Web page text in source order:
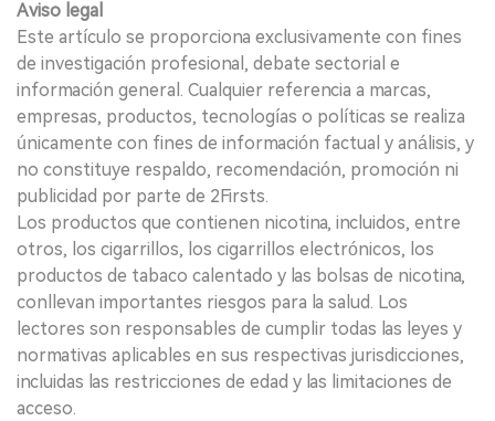
Aviso legal
Este artículo se proporciona exclusivamente con fines
de investigación profesional, debate sectorial e
información general. Cualquier referencia a marcas,
empresas, productos, tecnologías o políticas se realiza
únicamente con fines de información factual y análisis, y
no constituye respaldo, recomendación, promoción ni
publicidad por parte de 2Firsts.
Los productos que contienen nicotina, incluidos, entre
otros, los cigarrillos, los cigarrillos electrónicos, los
productos de tabaco calentado y las bolsas de nicotina,
conllevan importantes riesgos para la salud. Los
lectores son responsables de cumplir todas las leyes y
normativas aplicables en sus respectivas jurisdicciones,
incluidas las restricciones de edad y las limitaciones de
acceso.